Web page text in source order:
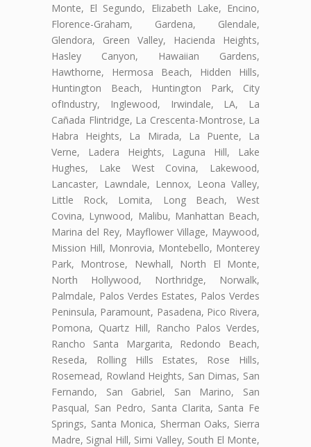
Monte, El Segundo, Elizabeth Lake, Encino,
Florence-Graham, Gardena, Glendale,
Glendora, Green Valley, Hacienda Heights,
Hasley Canyon, Hawaiian Gardens,
Hawthorne, Hermosa Beach, Hidden Hills,
Huntington Beach, Huntington Park, City
ofIndustry, Inglewood, Irwindale, LA, La
Cañada Flintridge, La Crescenta-Montrose, La
Habra Heights, La Mirada, La Puente, La
Verne, Ladera Heights, Laguna Hill, Lake
Hughes, Lake West Covina, Lakewood,
Lancaster, Lawndale, Lennox, Leona Valley,
Little Rock, Lomita, Long Beach, West
Covina, Lynwood, Malibu, Manhattan Beach,
Marina del Rey, Mayflower Village, Maywood,
Mission Hill, Monrovia, Montebello, Monterey
Park, Montrose, Newhall, North El Monte,
North Hollywood, Northridge, Norwalk,
Palmdale, Palos Verdes Estates, Palos Verdes
Peninsula, Paramount, Pasadena, Pico Rivera,
Pomona, Quartz Hill, Rancho Palos Verdes,
Rancho Santa Margarita, Redondo Beach,
Reseda, Rolling Hills Estates, Rose Hills,
Rosemead, Rowland Heights, San Dimas, San
Fernando, San Gabriel, San Marino, San
Pasqual, San Pedro, Santa Clarita, Santa Fe
Springs, Santa Monica, Sherman Oaks, Sierra
Madre, Signal Hill, Simi Valley, South El Monte,